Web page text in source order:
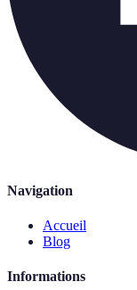
Navigation
Accueil
Blog
Informations